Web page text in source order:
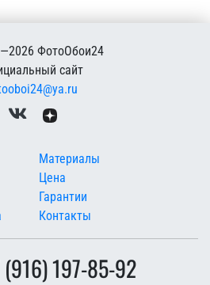
ФотоОбои24
сайт
Материалы
Цена
Гарантии
Контакты
(916) 197-85-92